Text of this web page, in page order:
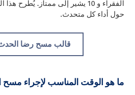
الفقراء و 10 يشير إلى ممتاز.
حول أداء كل متحدث.
قالب مسح رضا الحدث
ما هو الوقت المناسب لإجراء